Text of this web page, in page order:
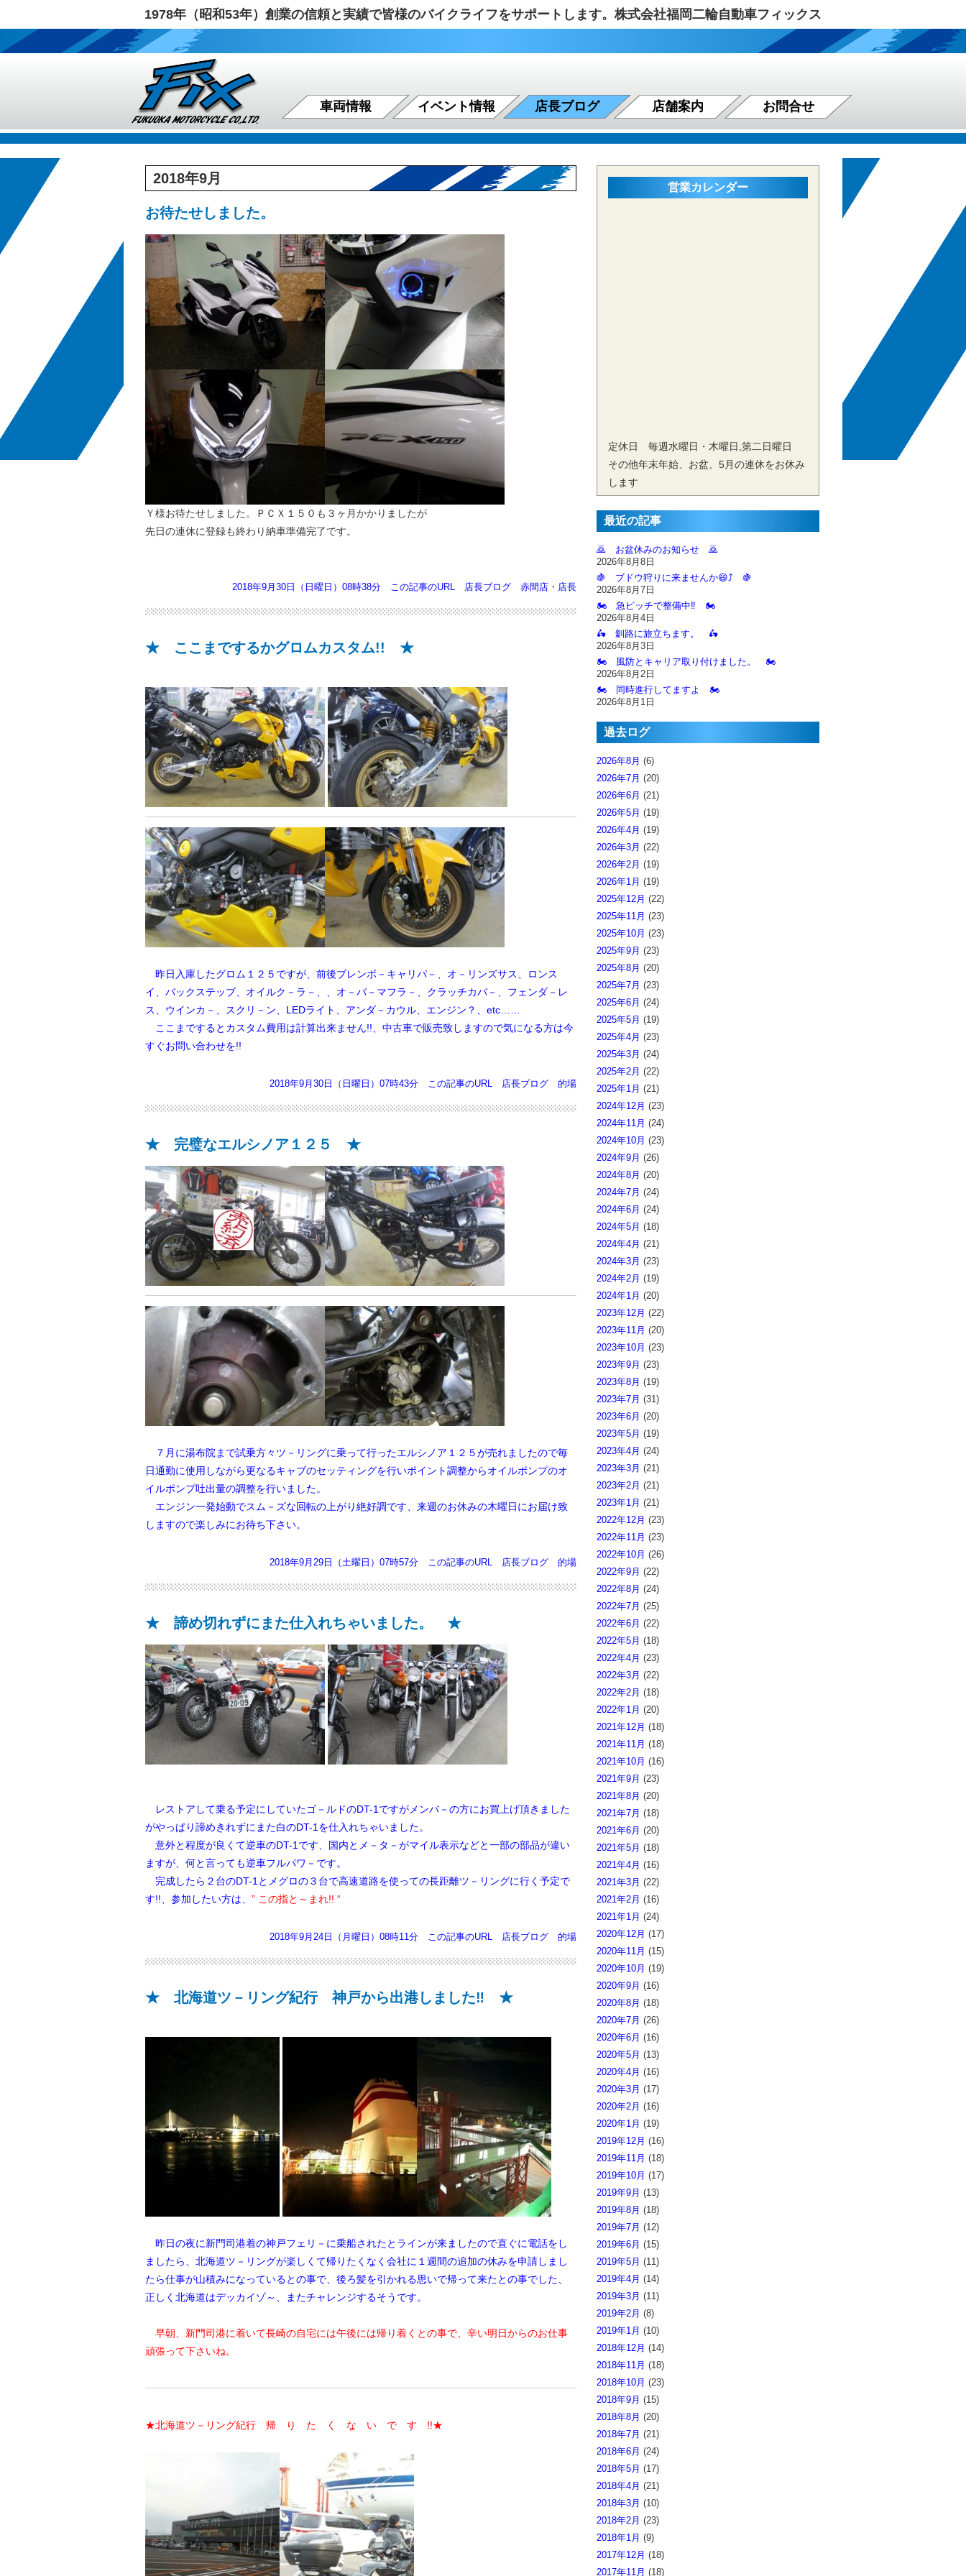
1978年（昭和53年）創業の信頼と実績で皆様のバイクライフをサポートします。株式会社福岡二輪自動車フィックス
車両情報 イベント情報 店長ブログ 店舗案内 お問合せ
2018年9月
お待たせしました。
Ｙ様お待たせしました。ＰＣＸ１５０も３ヶ月かかりましたが
先日の連休に登録も終わり納車準備完了です。
2018年9月30日（日曜日）08時38分 この記事のURL 店長ブログ 赤間店・店長
★ ここまでするかグロムカスタム!! ★
昨日入庫したグロム１２５ですが、前後ブレンボ－キャリパ－、オ－リンズサス、ロンス
イ、バックステッブ、オイルク－ラ－、
、オ－バ－マフラ－、クラッチカバ－、フェンダ－レ
ス、ウインカ－、スクリ－ン、LEDライト、アンダ－カウル、エンジン？、etc……
ここまでするとカスタム費用は計算出来ません!!、中古車で販売致しますので気になる方は今
すぐお問い合わせを!!
2018年9月30日（日曜日）07時43分 この記事のURL 店長ブログ 的場
★ 完璧なエルシノア１２５ ★
７月に湯布院まで試乗方々ツ－リングに乗って行ったエルシノア１２５が売れましたので毎
日通勤に使用しながら更なるキャブのセッティングを行いポイント調整からオイルポンプのオ
イルポンプ吐出量の調整を行いました。
エンジン一発始動でスム－ズな回転の上がり絶好調です、来週のお休みの木曜日にお届け致
しますので楽しみにお待ち下さい。
2018年9月29日（土曜日）07時57分 この記事のURL 店長ブログ 的場
★ 諦め切れずにまた仕入れちゃいました。 ★
レストアして乗る予定にしていたゴ－ルドのDT-1ですがメンバ－の方にお買上げ頂きました
がやっぱり諦めきれずにまた白のDT-1を仕入れちゃいました。
意外と程度が良くて逆車のDT-1です、国内とメ－タ－がマイル表示などと一部の部品が違い
ますが、何と言っても逆車フルパワ－です。
完成したら２台のDT-1とメグロの３台で高速道路を使っての長距離ツ－リングに行く予定で
す!!、参加したい方は、 ” この指と～まれ!! “
2018年9月24日（月曜日）08時11分 この記事のURL 店長ブログ 的場
★ 北海道ツ－リング紀行 神戸から出港しました‼ ★
昨日の夜に新門司港着の神戸フェリ－に乗船されたとラインが来ましたので直ぐに電話をし
ましたら、北海道ツ－リングが楽しくて帰りたくなく会社に１週間の追加の休みを申請しまし
たら仕事が山積みになっているとの事で、後ろ髪を引かれる思いで帰って来たとの事でした、
正しく北海道はデッカイゾ～、またチャレンジするそうです。
早朝、新門司港に着いて長崎の自宅には午後には帰り着くとの事で、辛い明日からのお仕事
頑張って下さいね。
★北海道ツ－リング紀行 帰 り た く な い で す !!★
営業カレンダー
定休日 毎週水曜日・木曜日,第二日曜日
その他年末年始、お盆、5月の連休をお休み
します
最近の記事
🙇‍ お盆休みのお知らせ 🙇‍
2026年8月8日
🍇 ブドウ狩りに来ませんか😄⤴️ 🍇
2026年8月7日
🏍️ 急ピッチで整備中‼️ 🏍️
2026年8月4日
🛵 釧路に旅立ちます。 🛵
2026年8月3日
🏍️ 風防とキャリア取り付けました。 🏍️
2026年8月2日
🏍️ 同時進行してますよ 🏍️
2026年8月1日
過去ログ
2026年8月 (6)
2026年7月 (20)
2026年6月 (21)
2026年5月 (19)
2026年4月 (19)
2026年3月 (22)
2026年2月 (19)
2026年1月 (19)
2025年12月 (22)
2025年11月 (23)
2025年10月 (23)
2025年9月 (23)
2025年8月 (20)
2025年7月 (23)
2025年6月 (24)
2025年5月 (19)
2025年4月 (23)
2025年3月 (24)
2025年2月 (22)
2025年1月 (21)
2024年12月 (23)
2024年11月 (24)
2024年10月 (23)
2024年9月 (26)
2024年8月 (20)
2024年7月 (24)
2024年6月 (24)
2024年5月 (18)
2024年4月 (21)
2024年3月 (23)
2024年2月 (19)
2024年1月 (20)
2023年12月 (22)
2023年11月 (20)
2023年10月 (23)
2023年9月 (23)
2023年8月 (19)
2023年7月 (31)
2023年6月 (20)
2023年5月 (19)
2023年4月 (24)
2023年3月 (21)
2023年2月 (21)
2023年1月 (21)
2022年12月 (23)
2022年11月 (23)
2022年10月 (26)
2022年9月 (22)
2022年8月 (24)
2022年7月 (25)
2022年6月 (22)
2022年5月 (18)
2022年4月 (23)
2022年3月 (22)
2022年2月 (18)
2022年1月 (20)
2021年12月 (18)
2021年11月 (18)
2021年10月 (16)
2021年9月 (23)
2021年8月 (20)
2021年7月 (18)
2021年6月 (20)
2021年5月 (18)
2021年4月 (16)
2021年3月 (22)
2021年2月 (16)
2021年1月 (24)
2020年12月 (17)
2020年11月 (15)
2020年10月 (19)
2020年9月 (16)
2020年8月 (18)
2020年7月 (26)
2020年6月 (16)
2020年5月 (13)
2020年4月 (16)
2020年3月 (17)
2020年2月 (16)
2020年1月 (19)
2019年12月 (16)
2019年11月 (18)
2019年10月 (17)
2019年9月 (13)
2019年8月 (18)
2019年7月 (12)
2019年6月 (15)
2019年5月 (11)
2019年4月 (14)
2019年3月 (11)
2019年2月 (8)
2019年1月 (10)
2018年12月 (14)
2018年11月 (18)
2018年10月 (23)
2018年9月 (15)
2018年8月 (20)
2018年7月 (21)
2018年6月 (24)
2018年5月 (17)
2018年4月 (21)
2018年3月 (10)
2018年2月 (23)
2018年1月 (9)
2017年12月 (18)
2017年11月 (18)